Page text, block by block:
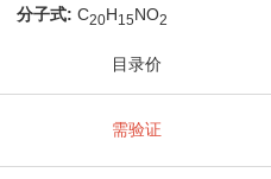
分子式: C20H1 5NO2
目录价
需验证